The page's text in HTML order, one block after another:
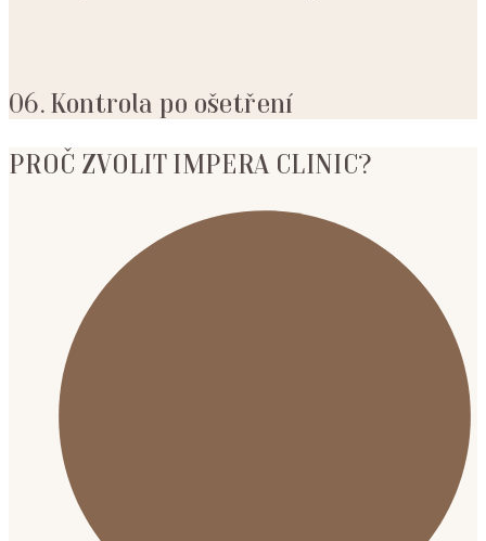
06. Kontrola po ošetření
PROČ ZVOLIT IMPERA CLINIC?